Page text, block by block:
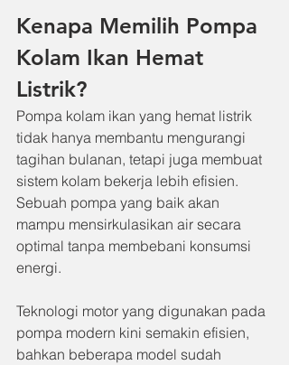
Kenapa Memilih Pompa
Kolam Ikan Hemat
Listrik?
Pompa kolam ikan yang hemat listrik
tidak hanya membantu mengurangi
tagihan bulanan, tetapi juga membuat
sistem kolam bekerja lebih efisien.
Sebuah pompa yang baik akan
mampu mensirkulasikan air secara
optimal tanpa membebani konsumsi
energi.
Teknologi motor yang digunakan pada
pompa modern kini semakin efisien,
bahkan beberapa model sudah